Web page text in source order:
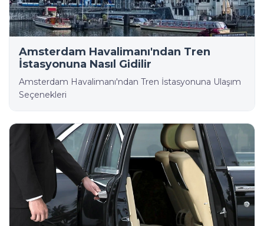
Amsterdam Havalimanı'ndan Tren
İstasyonuna Nasıl Gidilir
Amsterdam Havalimanı'ndan Tren İstasyonuna Ulaşım
Seçenekleri